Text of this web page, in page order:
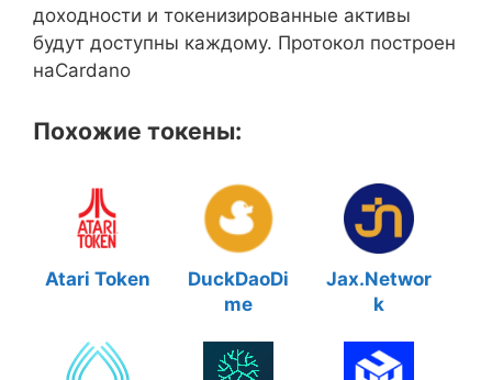
доходности и токенизированные активы
будут доступны каждому. Протокол построен
наCardano
Похожие токены:
Atari Token
DuckDaoDi
me
Jax.Networ
k